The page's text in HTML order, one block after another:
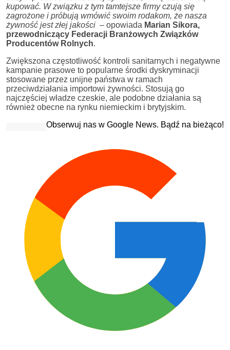
kupować. W związku z tym tamtejsze firmy czują się
zagrożone i próbują wmówić swoim rodakom, że nasza
żywność jest złej jakości – opowiada Marian Sikora,
przewodniczący Federacji Branżowych Związków
Producentów Rolnych.
Zwiększona częstotliwość kontroli sanitarnych i negatywne
kampanie prasowe to popularne środki dyskryminacji
stosowane przez unijne państwa w ramach
przeciwdziałania importowi żywności. Stosują go
najczęściej władze czeskie, ale podobne działania są
również obecne na rynku niemieckim i brytyjskim.
Obserwuj nas w Google News. Bądź na bieżąco!